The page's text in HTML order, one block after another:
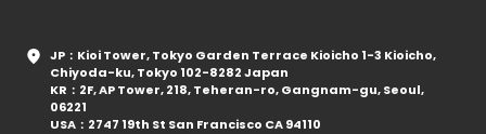
JP：Kioi Tower, Tokyo Garden Terrace Kioicho 1-3 Kioicho,
Chiyoda-ku, Tokyo 102-8282 Japan
KR：2F, AP Tower, 218, Teheran-ro, Gangnam-gu, Seoul,
06221
USA：2747 19th St San Francisco CA 94110